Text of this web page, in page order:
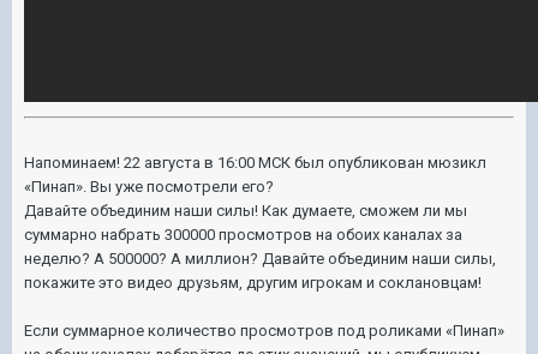
Напоминаем! 22 августа в 16:00 МСК был опубликован мюзикл
«Пинап». Вы уже посмотрели его?
Давайте объединим наши силы! Как думаете, сможем ли мы
суммарно набрать 300000 просмотров на обоих каналах за
неделю? А 500000? А миллион? Давайте объединим наши силы,
покажите это видео друзьям, другим игрокам и соклановцам!
Если суммарное количество просмотров под роликами «Пинап»